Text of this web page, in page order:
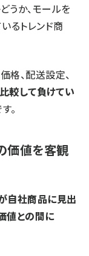
うか、モールを
るトレンド商
格、配送設定、
較して負けてい
。
価値を客観
自社商品に見出
値との間に